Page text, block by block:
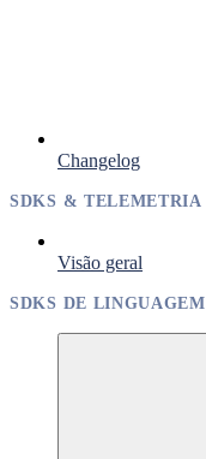
Changelog
SDKS & TELEMETRIA
Visão geral
SDKS DE LINGUAGEM